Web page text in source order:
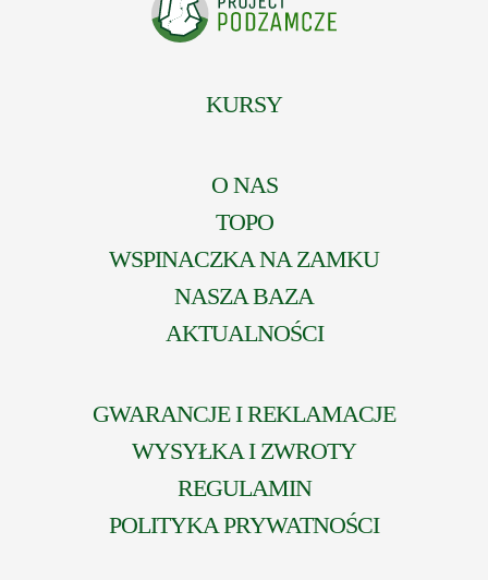
KURSY
O NAS
TOPO
WSPINACZKA NA ZAMKU
NASZA BAZA
AKTUALNOŚCI
GWARANCJE I REKLAMACJE
WYSYŁKA I ZWROTY
REGULAMIN
POLITYKA PRYWATNOŚCI